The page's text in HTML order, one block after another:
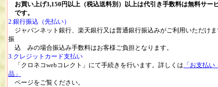
お買い上げ3,150円以上（税込送料別）以上は代引き手数料は無料サー
です。
2.銀行振込（先払い）
ジャパンネット銀行、楽天銀行又は普通銀行振込みがご利用いただけ
振
込 みの場合振込み手数料はお客様ご負担となります。
3.クレジットカード支払い
「クロネコwebコレクト」にて手続きを行います。詳しくは 「お支払
品」
ページをご覧ください。